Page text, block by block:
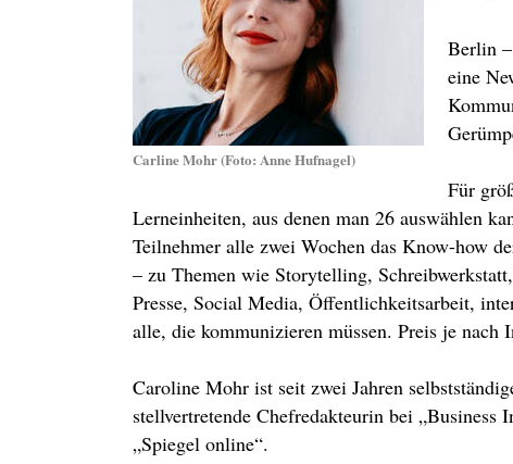
Carline Mohr (Foto: Anne Hufnagel)
Berlin
eine
Für
Lerneinheiten, aus denen man 26 auswählen
Teilnehmer alle zwei Wochen das Know-how
– zu Themen wie Storytelling,
Presse, Social Media, Öffentlichkeitsarbeit,
alle, die kommunizieren müssen. Preis je nach
Caroline Mohr ist seit zwei Jahren
stellvertretende Chefredakteurin bei
„Spiegel online“.